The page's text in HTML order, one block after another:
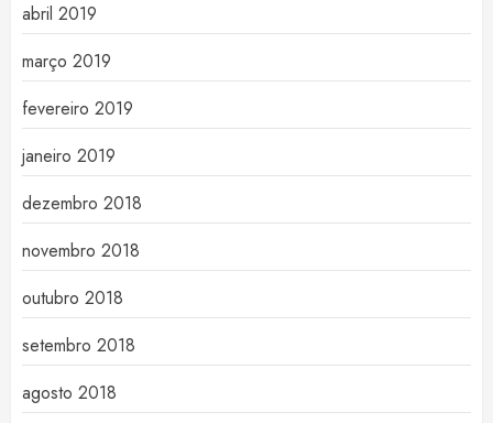
abril 2019
março 2019
fevereiro 2019
janeiro 2019
dezembro 2018
novembro 2018
outubro 2018
setembro 2018
agosto 2018